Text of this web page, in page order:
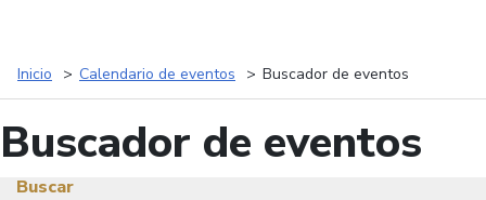
Inicio Calendario de eventos Buscador de eventos
Buscador de eventos
Buscar